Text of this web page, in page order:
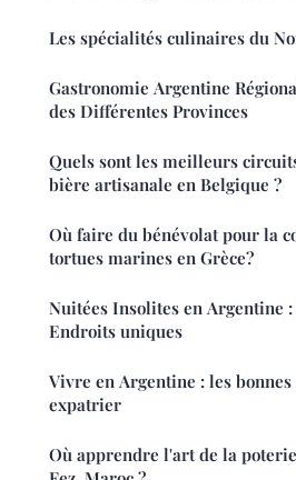
Les spécialités culinaires du
Gastronomie Argentine
des Différentes Provinces
Quels sont les meilleurs
bière artisanale en Belgique ?
Où faire du bénévolat pour la
tortues marines en Grèce?
Nuitées Insolites en Argentine
Endroits uniques
Vivre en Argentine : les
expatrier
Où apprendre l'art de la